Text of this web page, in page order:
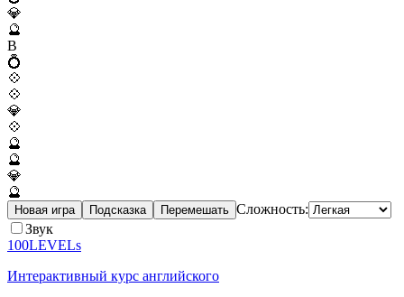
💎
🔮
B
💍
💠
💠
💎
💠
🔮
🔮
💎
🔮
Новая игра Подсказка Перемешать Сложность:
Звук
100LEVELs
Интерактивный курс английского